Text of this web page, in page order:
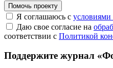
Помочь проекту
Я соглашаюсь с
Даю свое согласие на
соответствии с Политикой
Поддержите журнал